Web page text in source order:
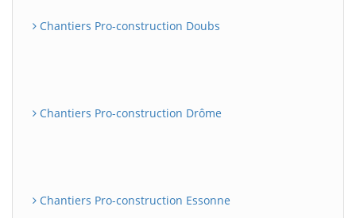
Chantiers Pro-construction Doubs
Chantiers Pro-construction Drôme
Chantiers Pro-construction Essonne